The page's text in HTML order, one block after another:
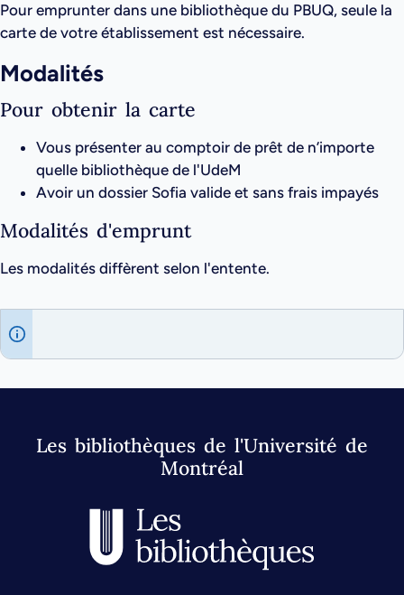
Pour emprunter dans une bibliothèque du PBUQ, seule la
carte de votre établissement est nécessaire.
Modalités
Pour obtenir la carte
Vous présenter au comptoir de prêt de n’importe
quelle bibliothèque de l'UdeM
Avoir un dossier Sofia valide et sans frais impayés
Modalités d'emprunt
Les modalités diffèrent selon l'entente.
Les bibliothèques de l'Université de
Montréal